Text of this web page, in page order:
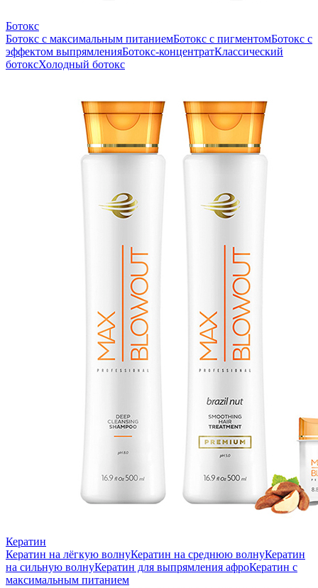
Ботокс
Ботокс с максимальным питаниемБотокс с пигментомБотокс с
эффектом выпрямленияБотокс-концентратКлассический
ботоксХолодный ботокс
Кератин
Кератин на лёгкую волнуКератин на среднюю волнуКератин
на сильную волнуКератин для выпрямления афроКератин с
максимальным питанием